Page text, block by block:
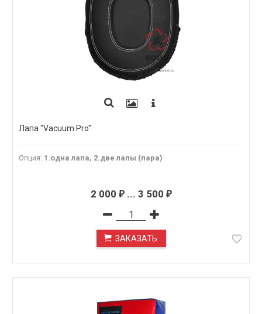
Лапа "Vacuum Pro"
Опция: 1.одна лапа, 2.две лапы (пара)
2 000 ₽... 3 500 ₽
ЗАКАЗАТЬ